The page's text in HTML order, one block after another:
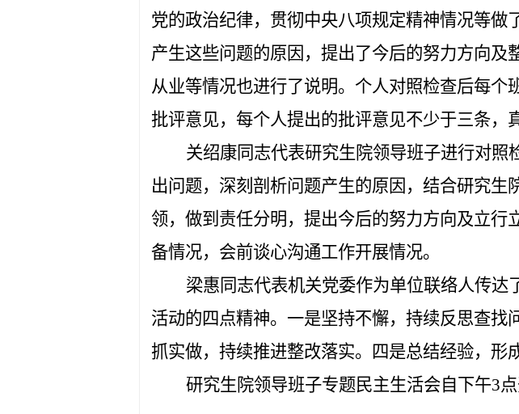
党的政治纪律，贯彻中央八项规定精神情况等做
产生这些问题的原因，提出了今后的努力方向
从业等情况也进行了说明。个人对照检查后每
批评意见，每个人提出的批评意见不少于三条，
关绍康同志代表研究生院领导班子进行对照
出问题，深刻剖析问题产生的原因，结合研究
领，做到责任分明，提出今后的努力方向及立
备情况，会前谈心沟通工作开展情况。
梁惠同志代表机关党委作为单位联络人传达
活动的四点精神。一是坚持不懈，持续反思查找
抓实做，持续推进整改落实。四是总结经验，形
研究生院领导班子专题民主生活会自下午3